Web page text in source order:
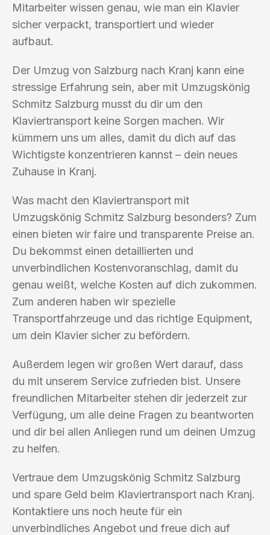
Mitarbeiter wissen genau, wie man ein Klavier
sicher verpackt, transportiert und wieder
aufbaut.
Der Umzug von Salzburg nach Kranj kann eine
stressige Erfahrung sein, aber mit Umzugskönig
Schmitz Salzburg musst du dir um den
Klaviertransport keine Sorgen machen. Wir
kümmern uns um alles, damit du dich auf das
Wichtigste konzentrieren kannst – dein neues
Zuhause in Kranj.
Was macht den Klaviertransport mit
Umzugskönig Schmitz Salzburg besonders? Zum
einen bieten wir faire und transparente Preise an.
Du bekommst einen detaillierten und
unverbindlichen Kostenvoranschlag, damit du
genau weißt, welche Kosten auf dich zukommen.
Zum anderen haben wir spezielle
Transportfahrzeuge und das richtige Equipment,
um dein Klavier sicher zu befördern.
Außerdem legen wir großen Wert darauf, dass
du mit unserem Service zufrieden bist. Unsere
freundlichen Mitarbeiter stehen dir jederzeit zur
Verfügung, um alle deine Fragen zu beantworten
und dir bei allen Anliegen rund um deinen Umzug
zu helfen.
Vertraue dem Umzugskönig Schmitz Salzburg
und spare Geld beim Klaviertransport nach Kranj.
Kontaktiere uns noch heute für ein
unverbindliches Angebot und freue dich auf